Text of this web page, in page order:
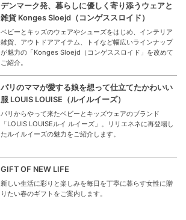
デンマーク発、暮らしに優しく寄り添うウェアと
雑貨 Konges Sloejd（コンゲススロイド）
ベビーとキッズのウェアやシューズをはじめ、インテリア
雑貨、アウトドアアイテム、トイなど幅広いラインナップ
が魅力の「Konges Sloejd（コンゲススロイド」を改めて
ご紹介。
パリのママが愛する娘を想って仕立てたかわいい
服 LOUIS LOUISE（ルイルイーズ）
パリからやって来たベビーとキッズウェアのブランド
「LOUIS LOUISEルイ ルイーズ」。リリエネネに再登場し
たルイルイーズの魅力をご紹介します。
GIFT OF NEW LIFE
新しい生活に彩りと楽しみを毎日を丁寧に暮らす女性に贈
りたい春のギフトをご案内します。